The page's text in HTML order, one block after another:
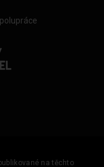
na těchto